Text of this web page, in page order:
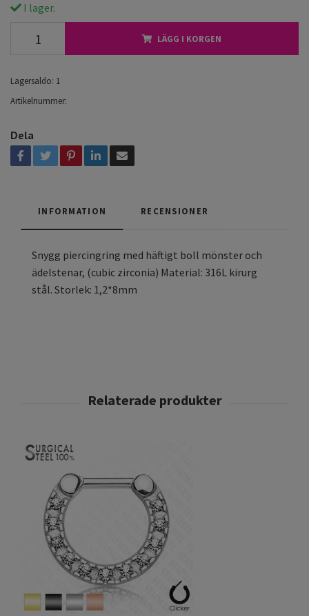
I lager.
LÄGG I KORGEN
Lagersaldo: 1
Artikelnummer:
Dela
INFORMATION RECENSIONER
Snygg piercingring med häftigt boll mönster och
ädelstenar, (cubic zirconia) Material: 316L kirurg
stål. Storlek: 1,2*8mm